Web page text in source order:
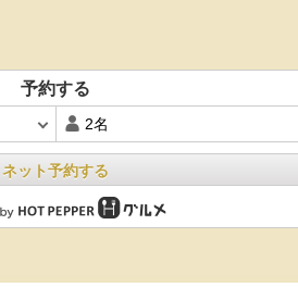
予約する
ネット予約する